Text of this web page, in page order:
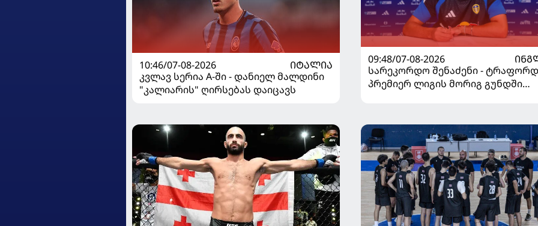
10:46/07-08-2026
ᲘᲢᲐᲚᲘᲐ
კვლავ სერია A-ში - დანიელ მალდინი
"კალიარის" ღირსებას დაიცავს
09:48/07-08-2026
სარეკორდო შენაძენი -
პრემიერ ლიგის მორიგ გუნდში